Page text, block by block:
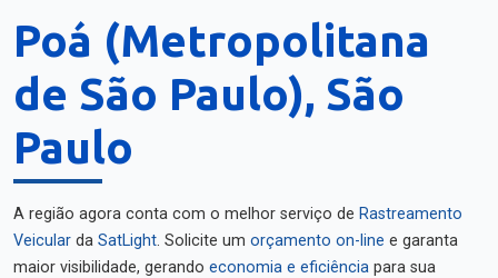
Poá (Metropolitana
de São Paulo), São
Paulo
A região agora conta com o melhor serviço de Rastreamento
Veicular da SatLight. Solicite um orçamento on-line e garanta
maior visibilidade, gerando economia e eficiência para sua